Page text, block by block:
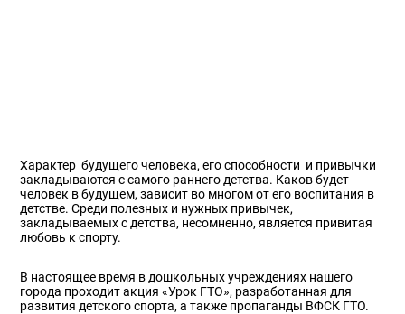
Характер будущего человека, его способности и привычки
закладываются с самого раннего детства. Каков будет
человек в будущем, зависит во многом от его воспитания в
детстве. Среди полезных и нужных привычек,
закладываемых с детства, несомненно, является привитая
любовь к спорту.
В настоящее время в дошкольных учреждениях нашего
города проходит акция «Урок ГТО», разработанная для
развития детского спорта, а также пропаганды ВФСК ГТО.